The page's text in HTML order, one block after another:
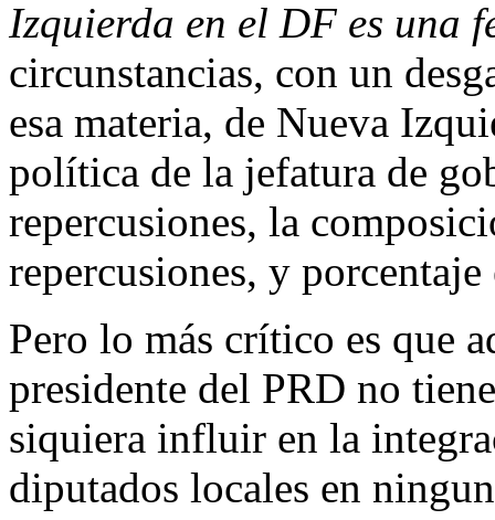
Izquierda en el DF es una
circunstancias, con un
esa materia, de Nueva
política de la jefatura de
repercusiones, la
repercusiones, y
Pero lo más crítico es que
presidente del PRD no
siquiera influir en la
diputados locales en